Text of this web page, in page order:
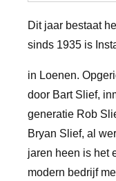
Dit jaar bestaat
sinds 1935 is
in Loenen.
door Bart Slief,
generatie Rob
Bryan Slief, al
jaren heen is het
modern bedrijf